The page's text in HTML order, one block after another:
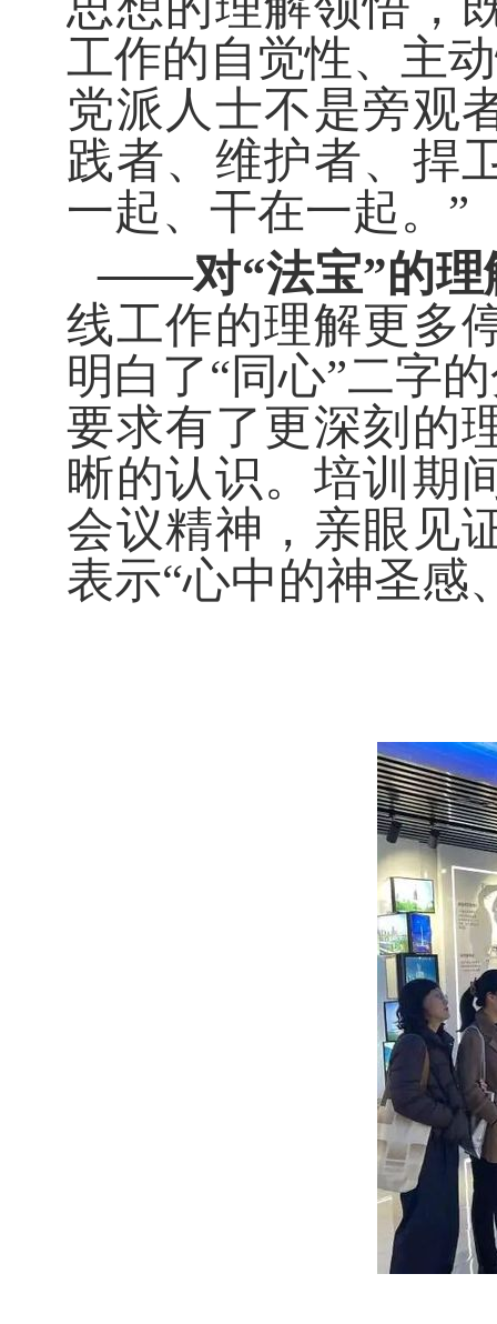
工作的自觉性、主
党派人士不是旁观
践者、维护者、捍
一起、干在一起。”
——对“法宝”的理
线工作的理解更多
明白了“同心”二字
要求有了更深刻的
晰的认识。培训期
会议精神，亲眼见
表示“心中的神圣感